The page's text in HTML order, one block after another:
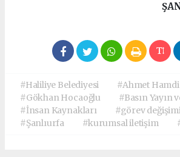
#Haliliye Belediyesi
#Ahmet
#Gökhan Hocaoğlu
#Basın Yayın
#İnsan Kaynakları
#görev
#Şanlıurfa
#kurumsal iletişim